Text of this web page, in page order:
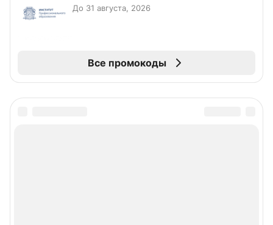
До 31 августа, 2026
Все промокоды